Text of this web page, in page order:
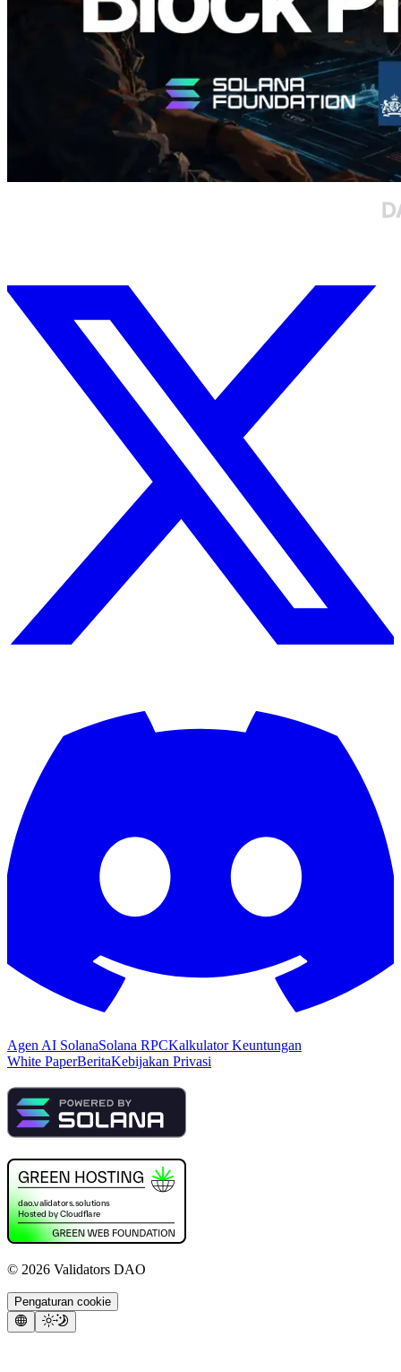
Agen AI SolanaSolana RPCKalkulator Keuntungan
White PaperBeritaKebijakan Privasi
© 2026 Validators DAO
Pengaturan cookie